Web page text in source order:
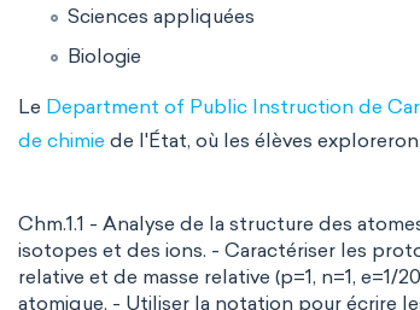
Sciences appliquées
Biologie
Le Department of Public Instruction de
de chimie de l'État, où les élèves
Chm.1.1 - Analyse de la structure des
isotopes et des ions. - Caractériser les
relative et de masse relative (p=1, n=1, e=1/
atomique. - Utiliser la notation pour écrire